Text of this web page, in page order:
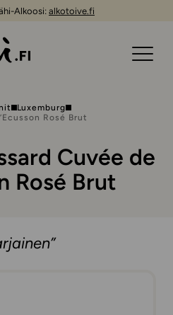
Alkoosi:alkotoive.fi
Luxemburg
Rosé Brut
Cuvée de
Rosé Brut